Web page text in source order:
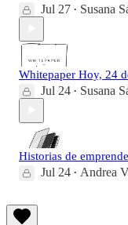
Jul 27 • Susana
Whitepaper Hoy, 24
Jul 24 • Susana
Historias de
Jul 24 • Andrea